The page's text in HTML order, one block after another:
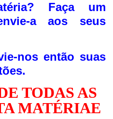
Faça um
a aos seus
nos então suas
TODAS AS
MATÉRIAE